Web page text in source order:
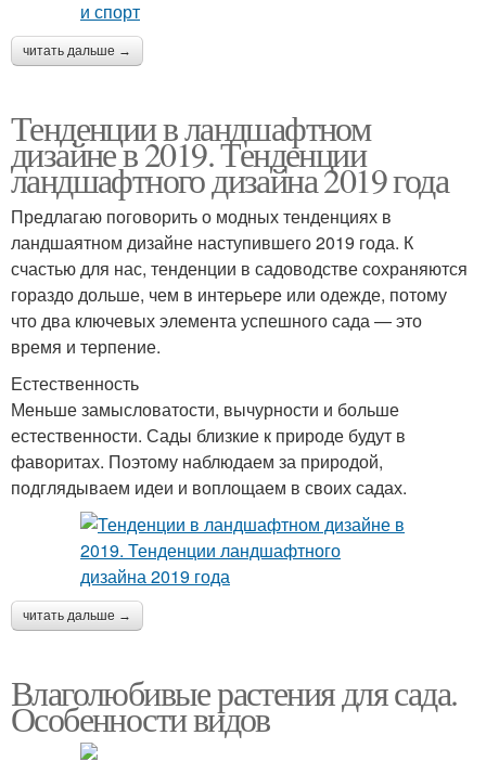
читать дальше →
Тенденции в ландшафтном
дизайне в 2019. Тенденции
ландшафтного дизайна 2019 года
Предлагаю поговорить о модных тенденциях в
ландшаятном дизайне наступившего 2019 года. К
счастью для нас, тенденции в садоводстве сохраняются
гораздо дольше, чем в интерьере или одежде, потому
что два ключевых элемента успешного сада — это
время и терпение.
Естественность
Меньше замысловатости, вычурности и больше
естественности. Сады близкие к природе будут в
фаворитах. Поэтому наблюдаем за природой,
подглядываем идеи и воплощаем в своих садах.
читать дальше →
Влаголюбивые растения для сада.
Особенности видов